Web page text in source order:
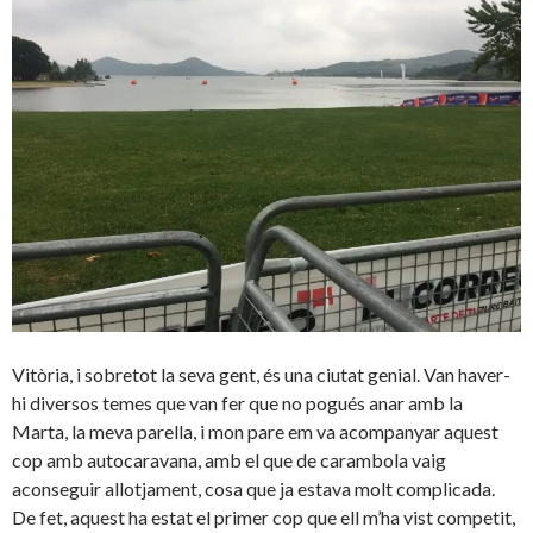
Vitòria, i sobretot la seva gent, és una ciutat genial. Van haver-
hi diversos temes que van fer que no pogués anar amb la
Marta, la meva parella, i mon pare em va acompanyar aquest
cop amb autocaravana, amb el que de carambola vaig
aconseguir allotjament, cosa que ja estava molt complicada.
De fet, aquest ha estat el primer cop que ell m’ha vist competit,